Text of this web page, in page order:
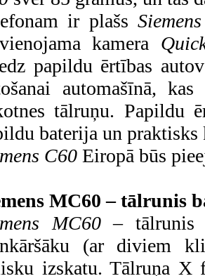
ir plašsSiemens
kamera
papildu ērtības
automašīnā,
tālruņu. Papildu
baterija un praktisks
C60 Eiropā būs
MC60 – tālrunis
MC60– tālrunis
(ar diviem
izskatu. Tālruņa X